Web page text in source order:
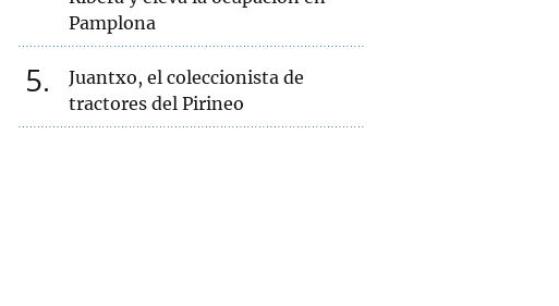
Pamplona
5
Juantxo, el coleccionista de
tractores del Pirineo